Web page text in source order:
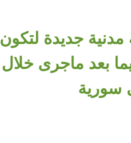
جديدة لتكون
بعد ماجرى خلال
سورية